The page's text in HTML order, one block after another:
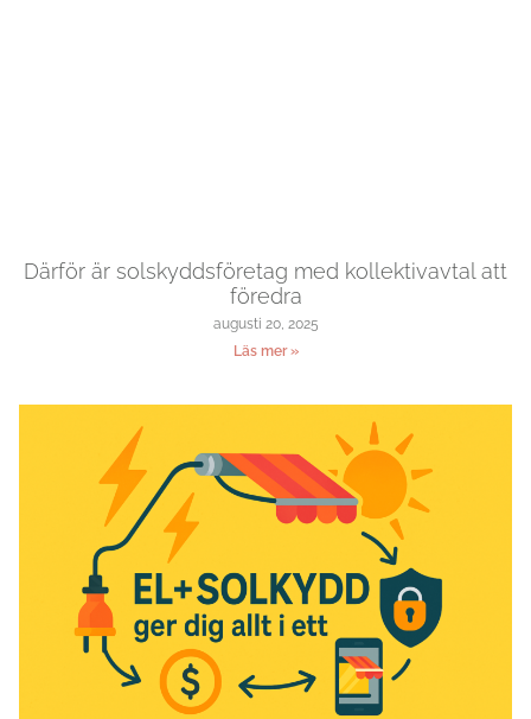
Därför är solskyddsföretag med kollektivavtal att
föredra
augusti 20, 2025
Läs mer »